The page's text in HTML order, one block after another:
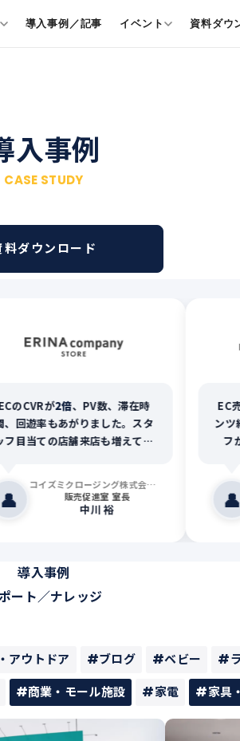
導入事例／記事 イベント 資料ダウ
入事例
CASE STUDY
料ダウンロード
CVRが2倍、PV数、滞在時
遊率もあがりました。スタ
当ての店舗来店も増えてま
コイズミクロージング株式会社（ERINA）
販売促進室 室長
中川 裕
EC売上
ンツ経
フが
導入事例
ート／ナレッジ
アウトドア #ブログ #ベビー
#
#商業・モール施設 #家電 #家具